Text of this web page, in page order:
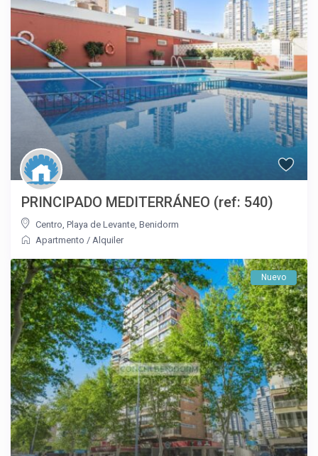
PRINCIPADO MEDITERRÁNEO (ref: 540)
Centro,Playa de Levante,Benidorm
Apartmento /Alquiler
Nuevo